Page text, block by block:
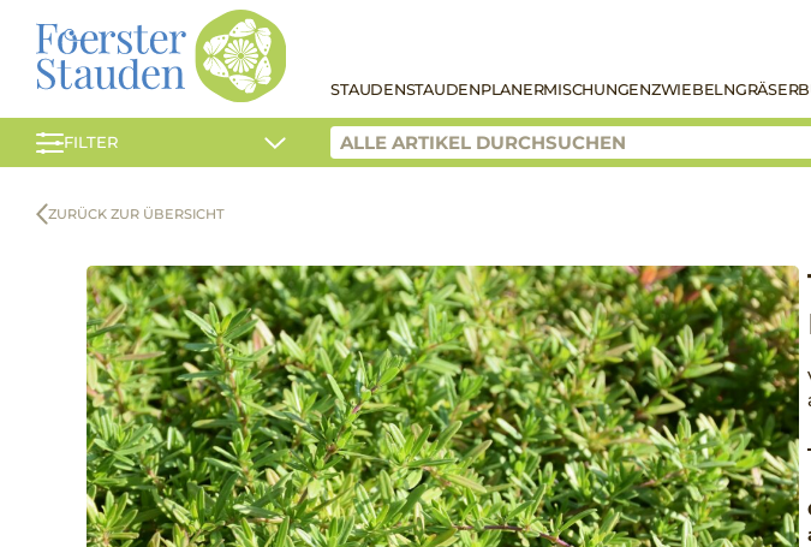
STAUDENSTAUDENPLANERMISCHUNGENZWIEBELNGRÄSER
FILTER
ZURÜCK ZUR ÜBERSICHT